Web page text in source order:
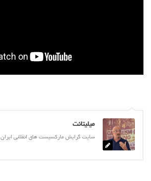
میلیتانت
سایت گرایش مارکسیست های انقلابی ایران